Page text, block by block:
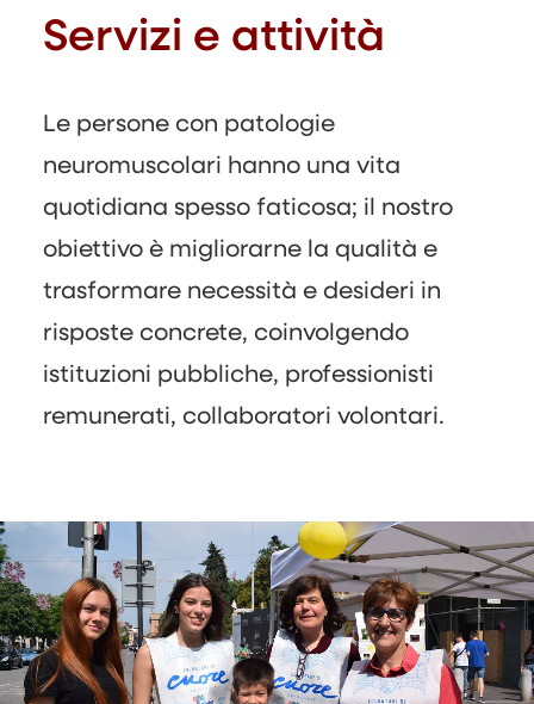
Servizi e attività
Le persone con patologie
neuromuscolari hanno una vita
quotidiana spesso faticosa; il nostro
obiettivo è migliorarne la qualità e
trasformare necessità e desideri in
risposte concrete, coinvolgendo
istituzioni pubbliche, professionisti
remunerati, collaboratori volontari.